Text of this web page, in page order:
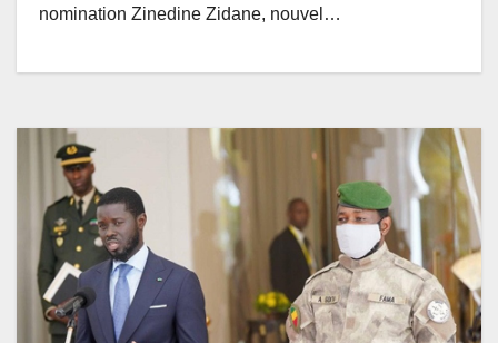
nomination Zinedine Zidane, nouvel…